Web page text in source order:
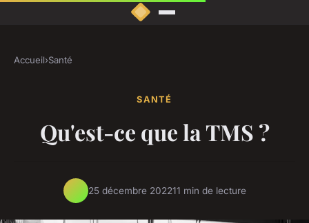
Accueil›Santé
SANTÉ
Qu'est-ce que la TMS ?
25 décembre 202211 min de lecture